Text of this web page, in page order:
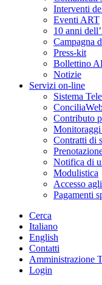
Interventi
Eventi ART
10 anni
Campagna
Press-kit
Bollettino
Notizie
Servizi on-line
Sistema
Contributo
Contratti di
Notifica di
Modulistica
Accesso
Pagamenti
Cerca
Italiano
English
Contatti
Amministrazione
Login